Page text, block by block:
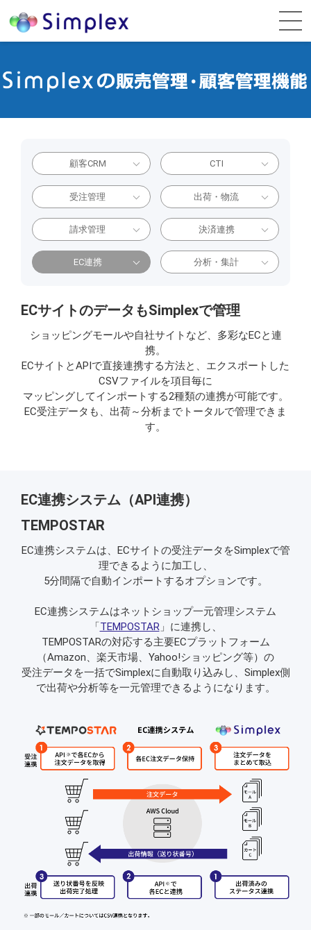
顧客CRM CTI
受注管理 出荷・物流
請求管理 決済連携
EC連携 分析・集計
ECサイトのデータもSimplexで管理
ショッピングモールや自社サイトなど、多彩なECと連
携。
ECサイトとAPIで直接連携する方法と、エクスポートした
CSVファイルを項目毎に
マッピングしてインポートする2種類の連携が可能です。
EC受注データも、出荷～分析までトータルで管理できま
す。
EC連携システム（API連携）
TEMPOSTAR
EC連携システムは、ECサイトの受注データをSimplexで管
理できるように加工し、
5分間隔で自動インポートするオプションです。
EC連携システムはネットショップ一元管理システム
「 TEMPOSTAR」に連携し、
TEMPOSTARの対応する主要ECプラットフォーム
（Amazon、楽天市場、Yahoo!ショッピング等）の
受注データを一括でSimplexに自動取り込みし、Simplex側
で出荷や分析等を一元管理できるようになります。